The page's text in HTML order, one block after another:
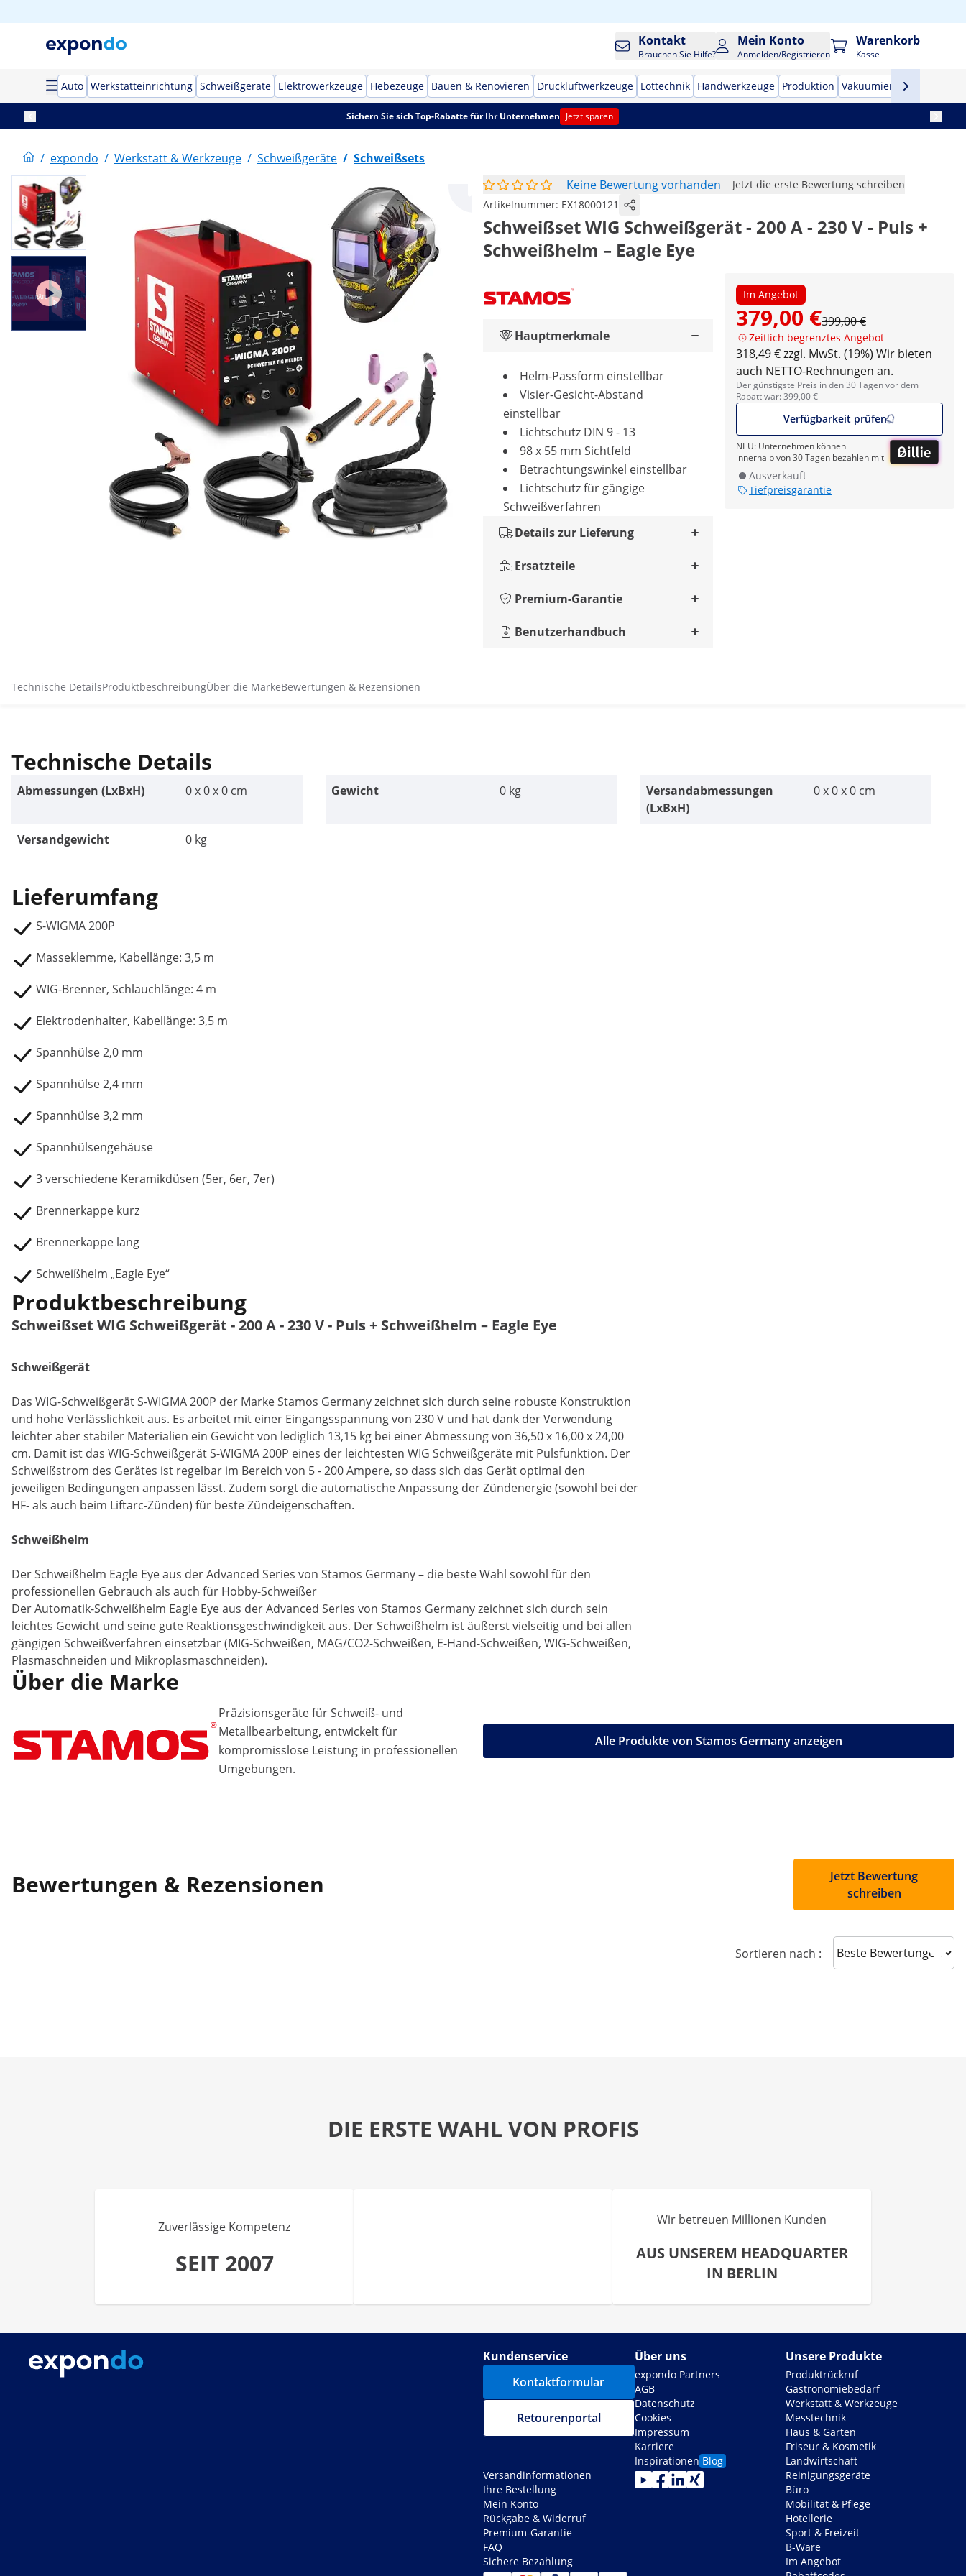
Kontakt
Brauchen Sie Hilfe?
Mein Konto
Anmelden/Registrieren
Warenkorb
Kasse
Auto Werkstatteinrichtung Schweißgeräte Elektrowerkzeuge Hebezeuge Bauen & Renovieren Druckluftwerkzeuge Löttechnik Handwerkzeuge Produktion Vakuumierer
Sichern Sie sich Top-Rabatte für Ihr Unternehmen Jetzt sparen
/ expondo / Werkstatt & Werkzeuge / Schweißgeräte / Schweißsets
Keine Bewertung vorhanden
Jetzt die erste Bewertung schreiben
Artikelnummer: EX18000121
Schweißset WIG Schweißgerät - 200 A - 230 V - Puls +
Schweißhelm – Eagle Eye
Im Angebot
379,00 €399,00 €
Zeitlich begrenztes Angebot
318,49 € zzgl. MwSt. (19%) Wir bieten
auch NETTO-Rechnungen an.
Der günstigste Preis in den 30 Tagen vor dem
Rabatt war: 399,00 €
Verfügbarkeit prüfen
NEU: Unternehmen können
innerhalb von 30 Tagen bezahlen mit
Ausverkauft
Tiefpreisgarantie
Hauptmerkmale
Helm-Passform einstellbar
Visier-Gesicht-Abstand
einstellbar
Lichtschutz DIN 9 - 13
98 x 55 mm Sichtfeld
Betrachtungswinkel einstellbar
Lichtschutz für gängige
Schweißverfahren
Details zur Lieferung
Ersatzteile
Premium-Garantie
Benutzerhandbuch
Technische DetailsProduktbeschreibungÜber die MarkeBewertungen & Rezensionen
Technische Details
Abmessungen (LxBxH) 0 x 0 x 0 cm Gewicht 0 kg
Versandabmessungen
(LxBxH)
0 x 0 x 0 cm
Versandgewicht 0 kg
Lieferumfang
S-WIGMA 200P
Masseklemme, Kabellänge: 3,5 m
WIG-Brenner, Schlauchlänge: 4 m
Elektrodenhalter, Kabellänge: 3,5 m
Spannhülse 2,0 mm
Spannhülse 2,4 mm
Spannhülse 3,2 mm
Spannhülsengehäuse
3 verschiedene Keramikdüsen (5er, 6er, 7er)
Brennerkappe kurz
Brennerkappe lang
Schweißhelm „Eagle Eye“
Produktbeschreibung
Schweißset WIG Schweißgerät - 200 A - 230 V - Puls + Schweißhelm – Eagle Eye
Schweißgerät
Das WIG-Schweißgerät S-WIGMA 200P der Marke Stamos Germany zeichnet sich durch seine robuste Konstruktion
und hohe Verlässlichkeit aus. Es arbeitet mit einer Eingangsspannung von 230 V und hat dank der Verwendung
leichter aber stabiler Materialien ein Gewicht von lediglich 13,15 kg bei einer Abmessung von 36,50 x 16,00 x 24,00
cm. Damit ist das WIG-Schweißgerät S-WIGMA 200P eines der leichtesten WIG Schweißgeräte mit Pulsfunktion. Der
Schweißstrom des Gerätes ist regelbar im Bereich von 5 - 200 Ampere, so dass sich das Gerät optimal den
jeweiligen Bedingungen anpassen lässt. Zudem sorgt die automatische Anpassung der Zündenergie (sowohl bei der
HF- als auch beim Liftarc-Zünden) für beste Zündeigenschaften.
Schweißhelm
Der Schweißhelm Eagle Eye aus der Advanced Series von Stamos Germany – die beste Wahl sowohl für den
professionellen Gebrauch als auch für Hobby-Schweißer
Der Automatik-Schweißhelm Eagle Eye aus der Advanced Series von Stamos Germany zeichnet sich durch sein
leichtes Gewicht und seine gute Reaktionsgeschwindigkeit aus. Der Schweißhelm ist äußerst vielseitig und bei allen
gängigen Schweißverfahren einsetzbar (MIG-Schweißen, MAG/CO2-Schweißen, E-Hand-Schweißen, WIG-Schweißen,
Plasmaschneiden und Mikroplasmaschneiden).
Über die Marke
Präzisionsgeräte für Schweiß- und
Metallbearbeitung, entwickelt für
kompromisslose Leistung in professionellen
Umgebungen.
Alle Produkte von Stamos Germany anzeigen
Bewertungen & Rezensionen
Jetzt Bewertung
schreiben
Sortieren nach : Sort reviews
DIE ERSTE WAHL VON PROFIS
Zuverlässige Kompetenz
SEIT 2007
Wir betreuen Millionen Kunden
AUS UNSEREM HEADQUARTER
IN BERLIN
Kundenservice
Kontaktformular
Retourenportal
Versandinformationen
Ihre Bestellung
Mein Konto
Rückgabe & Widerruf
Premium-Garantie
FAQ
Sichere Bezahlung
Über uns
expondo Partners
AGB
Datenschutz
Cookies
Impressum
Karriere
Inspirationen Blog
Unsere Produkte
Produktrückruf
Gastronomiebedarf
Werkstatt & Werkzeuge
Messtechnik
Haus & Garten
Friseur & Kosmetik
Landwirtschaft
Reinigungsgeräte
Büro
Mobilität & Pflege
Hotellerie
Sport & Freizeit
B-Ware
Im Angebot